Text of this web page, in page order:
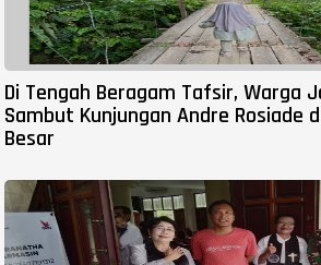
Di Tengah Beragam Tafsir, Warga
Sambut Kunjungan Andre Rosiade
Besar